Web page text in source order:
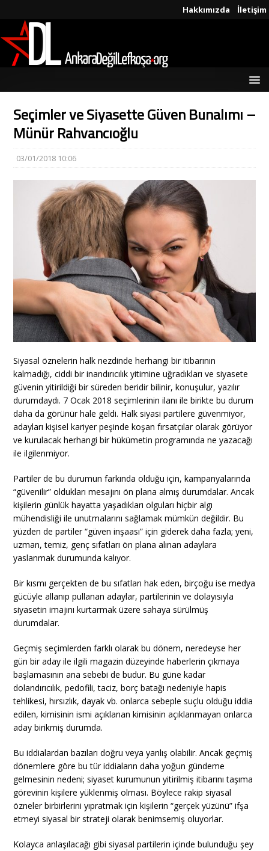
Hakkımızda İletişim
Seçimler ve Siyasette Güven Bunalımı –
Münür Rahvancıoğlu
03/01/2018 10:06
Siyasal öznelerin halk nezdinde herhangi bir itibarının
kalmadığı, ciddi bir inandırıcılık yitimine uğradıkları ve siyasete
güvenin yitirildiği bir süreden beridir bilinir, konuşulur, yazılır
durumdaydı. 7 Ocak 2018 seçimlerinin ilanı ile birikte bu durum
daha da görünür hale geldi. Halk siyasi partilere güvenmiyor,
adayları kişisel kariyer peşinde koşan fırsatçılar olarak görüyor
ve kurulacak herhangi bir hükümetin programında ne yazacağı
ile ilgilenmiyor.
Partiler de bu durumun farkında olduğu için, kampanyalarında
“güvenilir” oldukları mesajını ön plana almış durumdalar. Ancak
kişilerin günlük hayatta yaşadıkları olguları hiçbir algı
mühendisliği ile unutmalarını sağlamak mümkün değildir. Bu
yüzden de partiler “güven inşaası” için giderek daha fazla; yeni,
uzman, temiz, genç sıfatları ön plana alınan adaylara
yaslanmak durumunda kalıyor.
Bir kısmı gerçekten de bu sıfatları hak eden, birçoğu ise medya
gücüyle allanıp pullanan adaylar, partilerinin ve dolayısıyla
siyasetin imajını kurtarmak üzere sahaya sürülmüş
durumdalar.
Geçmiş seçimlerden farklı olarak bu dönem, neredeyse her
gün bir aday ile ilgili magazin düzeyinde haberlerin çıkmaya
başlamasının ana sebebi de budur. Bu güne kadar
dolandırıcılık, pedofili, taciz, borç batağı nedeniyle hapis
tehlikesi, hırsızlık, dayak vb. onlarca sebeple suçlu olduğu iddia
edilen, kimisinin ismi açıklanan kimisinin açıklanmayan onlarca
aday birikmiş durumda.
Bu iddialardan bazıları doğru veya yanlış olabilir. Ancak geçmiş
dönemlere göre bu tür iddiaların daha yoğun gündeme
gelmesinin nedeni; siyaset kurumunun yitirilmiş itibarını taşıma
görevinin kişilere yüklenmiş olması. Böylece rakip siyasal
özneler birbirlerini yıpratmak için kişilerin “gerçek yüzünü” ifşa
etmeyi siyasal bir strateji olarak benimsemiş oluyorlar.
Kolayca anlaşılacağı gibi siyasal partilerin içinde bulunduğu şey